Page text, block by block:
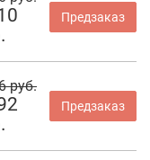
Предзаказ
руб.
Предзаказ